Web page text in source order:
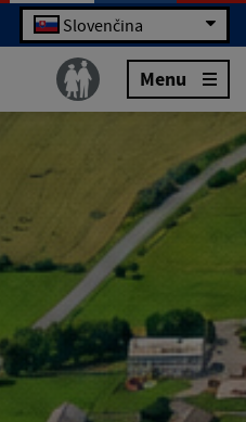
Slovenčina
Menu